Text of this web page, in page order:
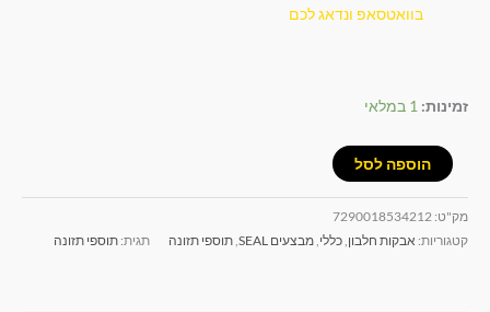
בוואטסאפ ונדאג לכם
זמינות: 1 במלאי
הוספה לסל
מק"ט: 7290018534212
קטגוריות: אבקות חלבון כללי מבצעים SEAL תוספי תזונה תגית: תוספי תזונה